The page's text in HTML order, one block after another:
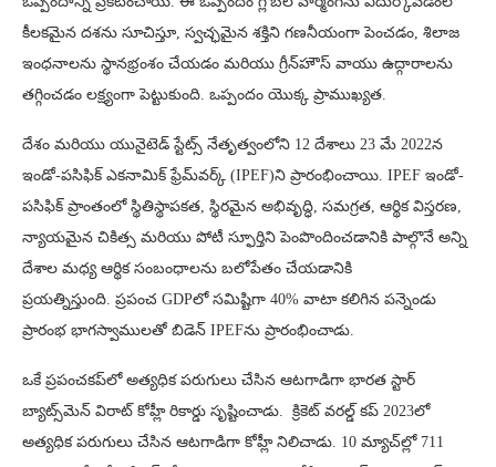
కీలకమైన దశను సూచిస్తూ, స్వచ్ఛమైన శక్తిని గణనీయంగా పెంచడం, శిలాజ
ఇంధనాలను స్థానభ్రంశం చేయడం మరియు గ్రీన్‌హౌస్ వాయు ఉద్గారాలను
తగ్గించడం లక్ష్యంగా పెట్టుకుంది. ఒప్పందం యొక్క ప్రాముఖ్యత.
దేశం మరియు యునైటెడ్ స్టేట్స్ నేతృత్వంలోని 12 దేశాలు 23 మే 2022న
ఇండో-పసిఫిక్ ఎకనామిక్ ఫ్రేమ్‌వర్క్ (IPEF)ని ప్రారంభించాయి. IPEF ఇండో-
పసిఫిక్ ప్రాంతంలో స్థితిస్థాపకత, స్థిరమైన అభివృద్ధి, సమగ్రత, ఆర్థిక విస్తరణ,
న్యాయమైన చికిత్స మరియు పోటీ స్ఫూర్తిని పెంపొందించడానికి పాల్గొనే అన్ని
దేశాల మధ్య ఆర్థిక సంబంధాలను బలోపేతం చేయడానికి
ప్రయత్నిస్తుంది. ప్రపంచ GDPలో సమిష్టిగా 40% వాటా కలిగిన పన్నెండు
ప్రారంభ భాగస్వాములతో బిడెన్ IPEFను ప్రారంభించాడు.
ఒకే ప్రపంచకప్‌లో అత్యధిక పరుగులు చేసిన ఆటగాడిగా భారత స్టార్
బ్యాట్స్‌మెన్ విరాట్ కోహ్లీ రికార్డు సృష్టించాడు. క్రికెట్ వరల్డ్ కప్ 2023లో
అత్యధిక పరుగులు చేసిన ఆటగాడిగా కోహ్లీ నిలిచాడు. 10 మ్యాచ్‌ల్లో 711